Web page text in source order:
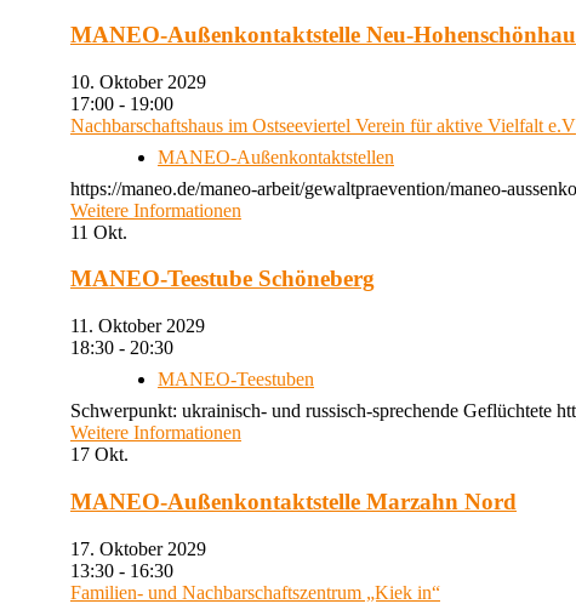
MANEO-Außenkontaktstelle Neu-
10. Oktober 2029
17:00 - 19:00
Nachbarschaftshaus im Ostseeviertel Verein für aktive Vielfalt e.V
MANEO-Außenkontaktstellen
https://maneo.de/maneo-arbeit/gewaltpraevention/maneo-
Weitere Informationen
11 Okt.
MANEO-Teestube Schöneberg
11. Oktober 2029
18:30 - 20:30
MANEO-Teestuben
Schwerpunkt: ukrainisch- und russisch-sprechende Geflüchtete
Weitere Informationen
17 Okt.
MANEO-Außenkontaktstelle Marzahn Nord
17. Oktober 2029
13:30 - 16:30
Familien- und Nachbarschaftszentrum „Kiek in“